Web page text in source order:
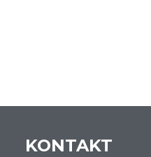
KONTAKT